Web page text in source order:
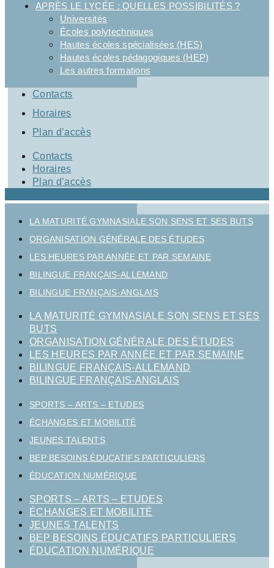
APRÈS LE LYCÉE : QUELLES POSSIBILITÉS ?
Universités
Écoles polytechniques
Hautes écoles spécialisées (HES)
Hautes écoles pédagogiques (HEP)
Les autres formations
Contacts
Horaires
Plan d’accès
Contacts
Horaires
Plan d’accès
LA MATURITÉ GYMNASIALE SON SENS ET SES BUTS
ORGANISATION GÉNÉRALE DES ÉTUDES
LES HEURES PAR ANNÉE ET PAR SEMAINE
BILINGUE FRANÇAIS-ALLEMAND
BILINGUE FRANÇAIS-ANGLAIS
LA MATURITÉ GYMNASIALE SON SENS ET SES
BUTS
ORGANISATION GÉNÉRALE DES ÉTUDES
LES HEURES PAR ANNÉE ET PAR SEMAINE
BILINGUE FRANÇAIS-ALLEMAND
BILINGUE FRANÇAIS-ANGLAIS
SPORTS – ARTS – ETUDES
ÉCHANGES ET MOBILITÉ
JEUNES TALENTS
BEP BESOINS ÉDUCATIFS PARTICULIERS
ÉDUCATION NUMÉRIQUE
SPORTS – ARTS – ETUDES
ÉCHANGES ET MOBILITÉ
JEUNES TALENTS
BEP BESOINS ÉDUCATIFS PARTICULIERS
ÉDUCATION NUMÉRIQUE